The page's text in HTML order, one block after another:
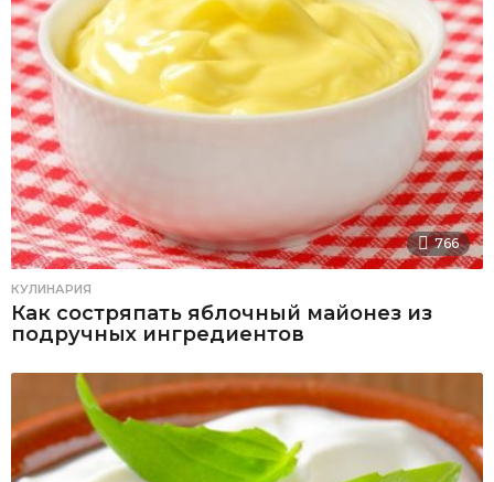
766
КУЛИНАРИЯ
Как состряпать яблочный майонез из
подручных ингредиентов